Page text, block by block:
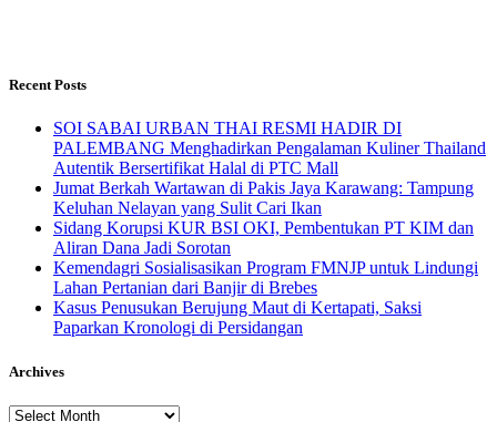
Recent Posts
SOI SABAI URBAN THAI RESMI HADIR DI
PALEMBANG Menghadirkan Pengalaman Kuliner Thailand
Autentik Bersertifikat Halal di PTC Mall
Jumat Berkah Wartawan di Pakis Jaya Karawang: Tampung
Keluhan Nelayan yang Sulit Cari Ikan
Sidang Korupsi KUR BSI OKI, Pembentukan PT KIM dan
Aliran Dana Jadi Sorotan
Kemendagri Sosialisasikan Program FMNJP untuk Lindungi
Lahan Pertanian dari Banjir di Brebes
Kasus Penusukan Berujung Maut di Kertapati, Saksi
Paparkan Kronologi di Persidangan
Archives
Archives